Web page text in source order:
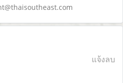
แจ้งลบ